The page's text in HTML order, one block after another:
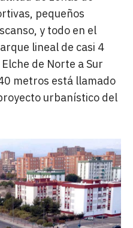
pequeños
y todo en el
lineal de casi 4
de Norte a Sur
metros está llamado
urbanístico del